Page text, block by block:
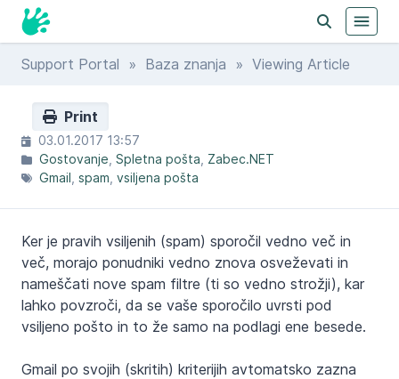
Support Portal » Baza znanja » Viewing Article
Print
03.01.2017 13:57
Gostovanje Spletna pošta Zabec.NET
Gmail spam vsiljena pošta
Ker je pravih vsiljenih (spam) sporočil vedno več in
več, morajo ponudniki vedno znova osveževati in
nameščati nove spam filtre (ti so vedno strožji), kar
lahko povzroči, da se vaše sporočilo uvrsti pod
vsiljeno pošto in to že samo na podlagi ene besede.
Gmail po svojih (skritih) kriterijih avtomatsko zazna